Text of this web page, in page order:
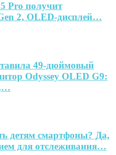
Pro получит
2, OLED-дисплей…
49-дюймовый
Odyssey OLED G9:
детям смартфоны? Да,
для отслеживания…